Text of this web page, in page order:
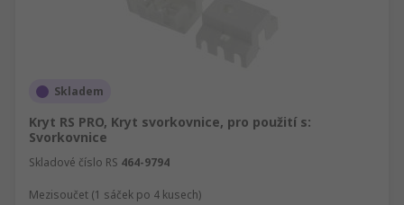
Skladem
Kryt RS PRO, Kryt svorkovnice, pro použití s:
Svorkovnice
Skladové číslo RS 464-9794
Mezisoučet (1 sáček po 4 kusech)